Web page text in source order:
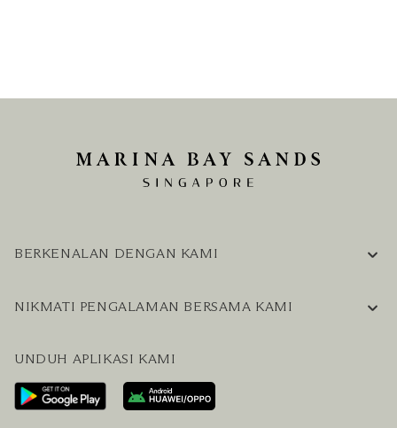
BERKENALAN DENGAN KAMI
KARIER
HUBUNGI KAMI
NIKMATI PENGALAMAN BERSAMA KAMI
RENCANAKAN KUNJUNGAN ANDA
LAYANAN PENGUNJUNG & FASILITAS
PAKET LENGKAP HOTEL DAN PENERBANGAN
UNDUH APLIKASI KAMI